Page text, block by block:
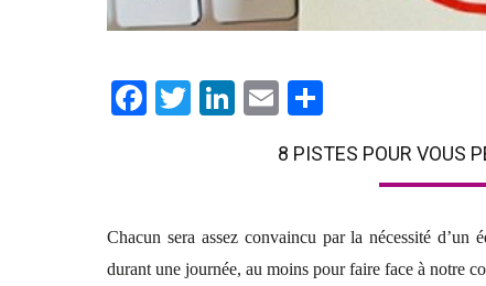
Facebook
Twitter
LinkedIn
Email
8 PISTES POUR VOUS
Chacun sera assez convaincu par la nécessité
durant une journée, au moins pour faire face à notre